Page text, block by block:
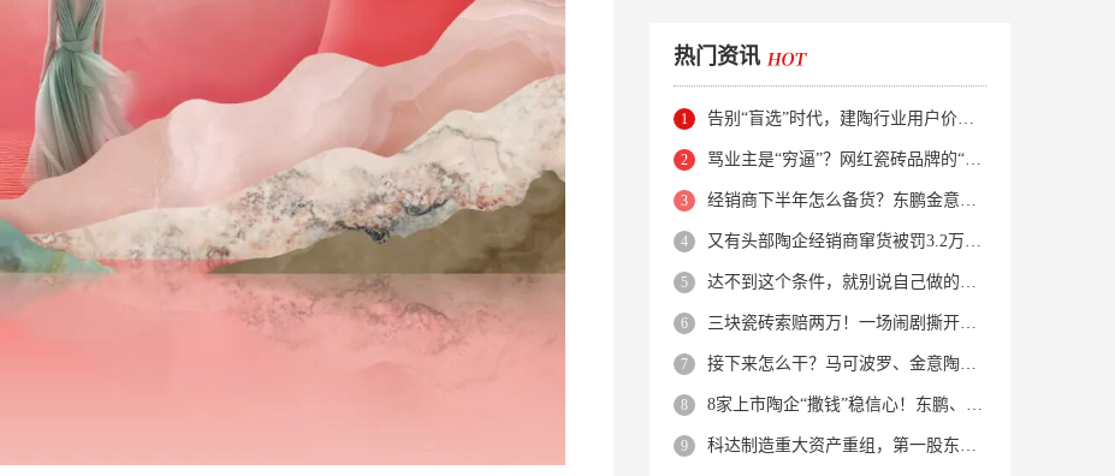
热门资讯
告别“盲选”时代，建陶行业用户价值正在被改写！
骂业主是“穷逼”？网红瓷砖品牌的“真实面目”被揭开了！
经销商下半年怎么备货？东鹏金意陶马可波罗等10大品牌集体亮剑
又有头部陶企经销商窜货被罚3.2万！品牌区域保护岌岌可危？
达不到这个条件，就别说自己做的是质感砖！
三块瓷砖索赔两万！一场闹剧撕开了装修“碰瓷”的遮羞布
接下来怎么干？马可波罗、金意陶、蒙娜丽莎、箭牌、欧神诺、宏宇…
8家上市陶企“撒钱”稳信心！东鹏、蒙娜丽莎等启动回购增持
科达制造重大资产重组，第一股东易主！